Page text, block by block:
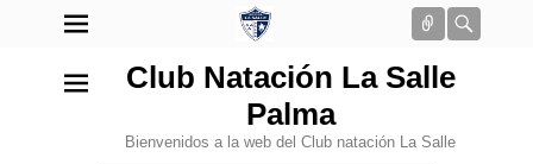
Conectar
Club Natación La Salle
Palma
Bienvenidos a la web del Club natación La Salle